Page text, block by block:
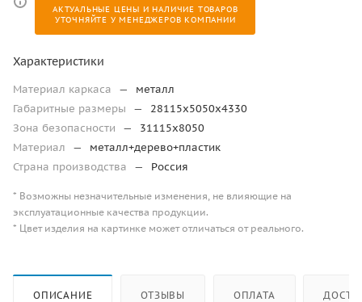
АКТУАЛЬНЫЕ ЦЕНЫ И НАЛИЧИЕ ТОВАРОВ
УТОЧНЯЙТЕ У МЕНЕДЖЕРОВ КОМПАНИИ
Характеристики
Материал каркаса —
металл
Габаритные размеры
—
28115х5050х4330
Зона безопасности
—
31115х8050
Материал
—
металл+дерево+пластик
Страна производства
— Россия
* Возможны незначительные изменения, не влияющие на
эксплуатационные качества продукции.
* Цвет изделия на картинке может отличаться от реального.
ОПИСАНИЕ ОТЗЫВЫ ОПЛАТА